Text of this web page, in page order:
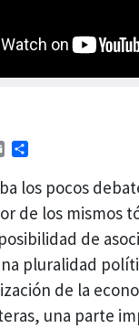
Email
los pocos
de los mismos
de
pluralidad
de la
una parte